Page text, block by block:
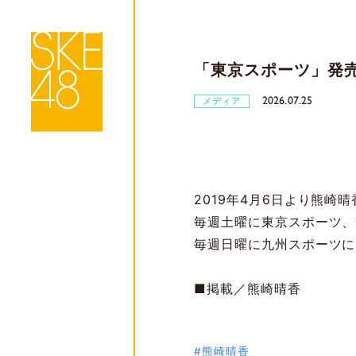
「東京スポーツ」発
メディア 2026.07.25
2019年4月6日より熊崎晴
毎週土曜に東京スポーツ
毎週日曜に九州スポーツ
■掲載／熊崎晴香
#熊崎晴香